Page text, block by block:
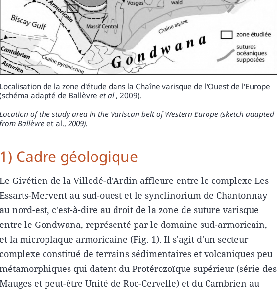
Localisation de la zone d'étude dans la Chaîne varisque de l'Ouest de l'Europe
(schéma adapté de Ballèvre et al., 2009).
Location of the study area in the Variscan belt of Western Europe (sketch adapted
from Ballèvre et al., 2009).
1) Cadre géologique
Le Givétien de la Villedé-d'Ardin affleure entre le complexe Les
Essarts-Mervent au sud-ouest et le synclinorium de Chantonnay
au nord-est, c'est-à-dire au droit de la zone de suture varisque
entre le Gondwana, représenté par le domaine sud-armoricain,
et la microplaque armoricaine (Fig. 1). Il s'agit d'un secteur
complexe constitué de terrains sédimentaires et volcaniques peu
métamorphiques qui datent du Protérozoïque supérieur (série des
Mauges et peut-être Unité de Roc-Cervelle) et du Cambrien au